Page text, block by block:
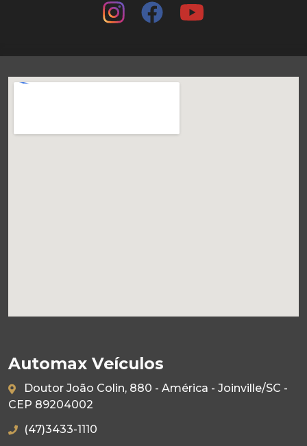
Automax Veículos
Doutor João Colin, 880 - América - Joinville/SC -
CEP 89204002
(47)3433-1110